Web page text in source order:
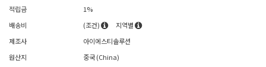
적립금
1%
배송비
(조건)
지역별
제조사
아이에스티솔루션
원산지
중국 (China)